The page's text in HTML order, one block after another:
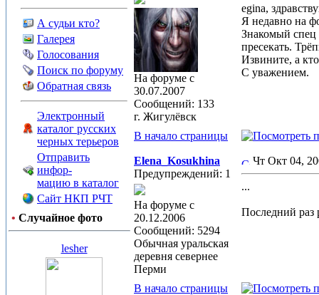
А судьи кто?
Галерея
Голосования
Поиск по форуму
Обратная связь
Электронный
каталог русских
черных терьеров
Отправить
инфор-
мацию в каталог
Сайт НКП РЧТ
• Случайное фото
lesher
На форуме с
30.07.2007
Сообщений: 133
г. Жигулёвск
egina,
Я недавно на
Знакомый спец
пресекать.
Извините, а
С уважением.
В начало страницы
Elena_Kosukhina
Предупреждений: 1
На форуме с
20.12.2006
Сообщений: 5294
Обычная уральская
деревня севернее
Перми
Чт Окт 04,
...
Последний раз
В начало страницы